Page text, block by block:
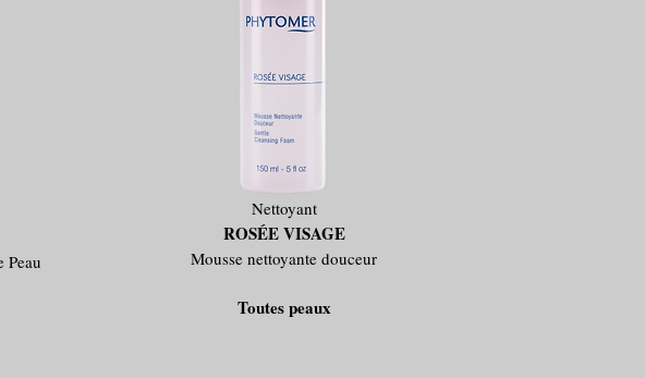
Peau
Nettoyant
ROSÉE VISAGE
Mousse nettoyante douceur
Toutes peaux